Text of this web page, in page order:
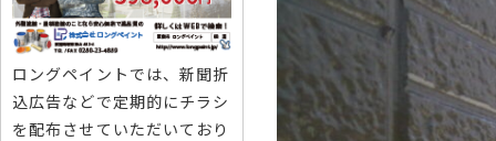
ロングペイントでは、新聞折
込広告などで定期的にチラシ
を配布させていただいており